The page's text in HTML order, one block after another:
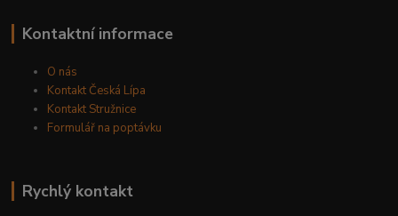
Kontaktní informace
O nás
Kontakt Česká Lípa
Kontakt Stružnice
Formulář na poptávku
Rychlý kontakt